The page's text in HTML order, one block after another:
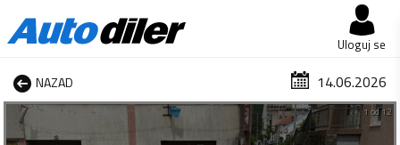
Uloguj se
NAZAD 14.06.2026
1 od 12